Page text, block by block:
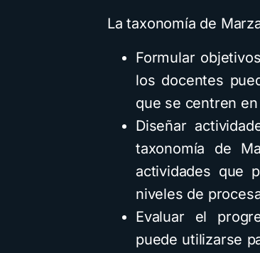
La taxonomía de
Formular
los docentes
que se centren
Diseñar
taxonomía de
actividades que
niveles de
Evaluar el
puede utilizarse